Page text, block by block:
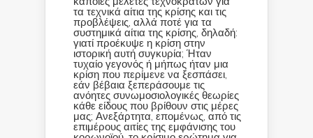
τα τεχνικά αίτια της κρίσης και τις
προβλέψεις, αλλά ποτέ για τα
συστημικά αίτια της κρίσης, δηλαδή:
γιατί προέκυψε η κρίση στην
ιστορική αυτή συγκυρία; Ήταν
τυχαίο γεγονός ή μήπως ήταν μια
κρίση που περίμενε να ξεσπάσει,
εάν βέβαια ξεπεράσουμε τις
ανόητες συνωμοσιολογικές θεωρίες
κάθε είδους που βρίθουν στις μέρες
μας; Ανεξάρτητα, επομένως, από τις
επιμέρους αιτίες της εμφάνισης του